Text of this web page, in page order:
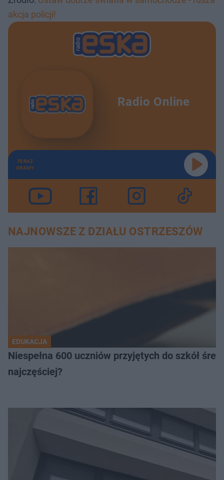
akcja policji!
Radio Online
TERAZ
GRAMY
NAJNOWSZE Z DZIAŁU OSTRZESZÓW
EDUKACJA
Niespełna 600 uczniów przyjętych do szkół
najczęściej?